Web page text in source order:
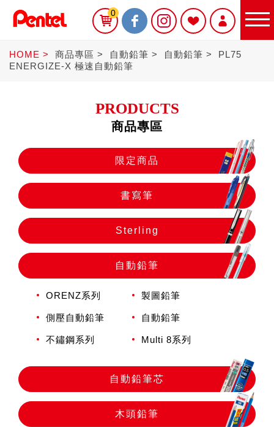
限定商品
書寫筆
Sterling
自動鉛筆
自動鉛筆芯
木頭鉛筆
水性筆
0
HOME 商品專區 自動鉛筆 自動鉛筆
PL75
ENERGIZE-X 極速自動鉛筆
PRODUCTS
商品專區
限定商品
書寫筆
Sterling
自動鉛筆
ORENZ系列 製圖鉛筆
側壓自動鉛筆 自動鉛筆
不鏽鋼系列 Multi 8系列
自動鉛筆芯
木頭鉛筆